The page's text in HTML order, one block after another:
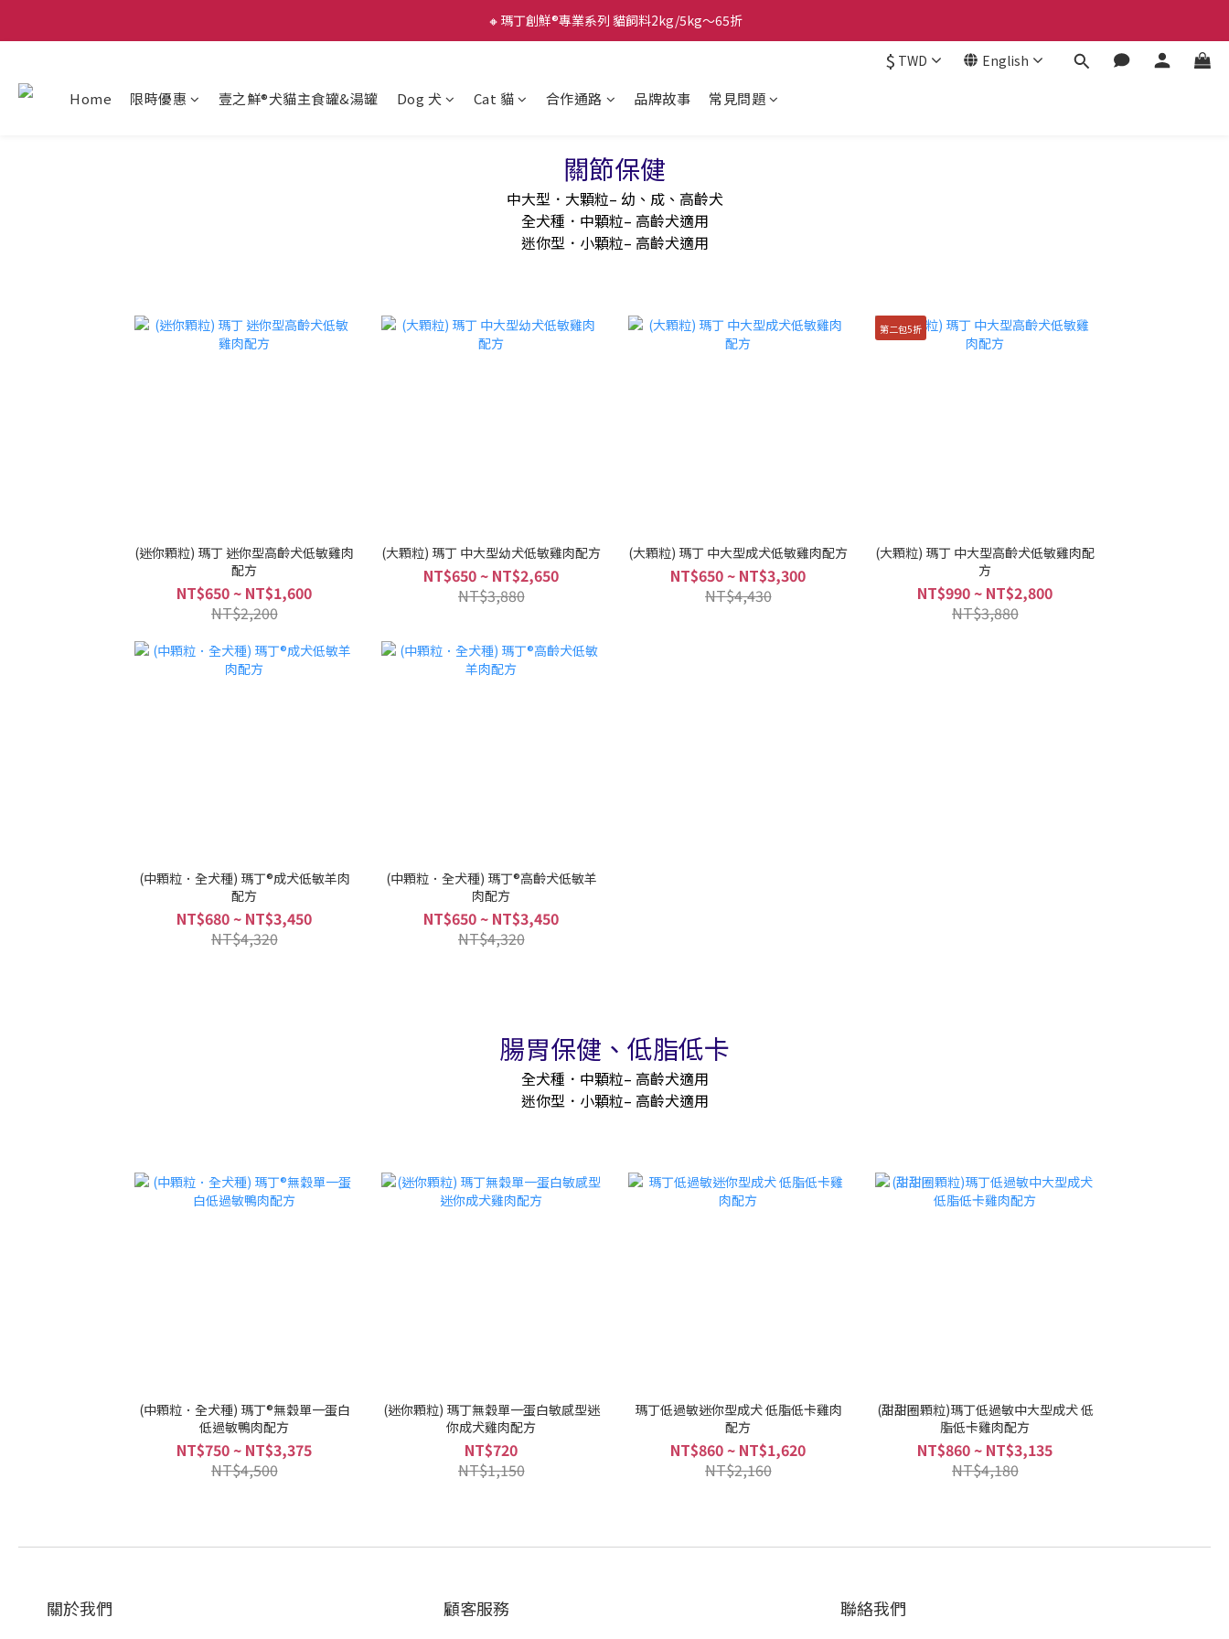
🔸瑪丁創鮮®專業系列 貓飼料2kg/5kg～65折
$ TWD English
Home 限時優惠 壹之鮮®犬貓主食罐&湯罐 Dog 犬 Cat 貓 合作通路 品牌故事 常見問題
關節保健
中大型．大顆粒– 幼、成、高齡犬
全犬種．中顆粒– 高齡犬適用
迷你型．小顆粒– 高齡犬適用
(迷你顆粒) 瑪丁 迷你型高齡犬低敏雞肉
配方
NT$650 ~ NT$1,600
NT$2,200
(大顆粒) 瑪丁 中大型幼犬低敏雞肉配方
NT$650 ~ NT$2,650
NT$3,880
(大顆粒) 瑪丁 中大型成犬低敏雞肉配方
NT$650 ~ NT$3,300
NT$4,430
第二包5折
(大顆粒) 瑪丁 中大型高齡犬低敏雞肉配
方
NT$990 ~ NT$2,800
NT$3,880
(中顆粒．全犬種) 瑪丁®成犬低敏羊肉
配方
NT$680 ~ NT$3,450
NT$4,320
(中顆粒．全犬種) 瑪丁®高齡犬低敏羊
肉配方
NT$650 ~ NT$3,450
NT$4,320
腸胃保健、低脂低卡
全犬種．中顆粒– 高齡犬適用
迷你型．小顆粒– 高齡犬適用
(中顆粒．全犬種) 瑪丁®無穀單一蛋白
低過敏鴨肉配方
NT$750 ~ NT$3,375
NT$4,500
(迷你顆粒) 瑪丁無穀單一蛋白敏感型迷
你成犬雞肉配方
NT$720
NT$1,150
瑪丁低過敏迷你型成犬 低脂低卡雞肉
配方
NT$860 ~ NT$1,620
NT$2,160
(甜甜圈顆粒)瑪丁低過敏中大型成犬 低
脂低卡雞肉配方
NT$860 ~ NT$3,135
NT$4,180
關於我們 顧客服務 聯絡我們